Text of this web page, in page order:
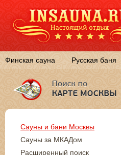
Финская сауна Русская баня
Сауны и бани Москвы
Сауны за МКАДом
Расширенный поиск